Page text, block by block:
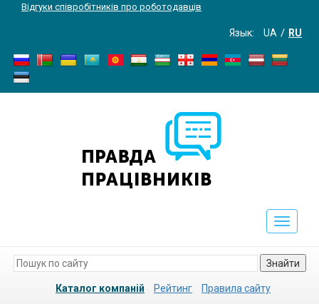
Відгуки співробітників про роботодавців
Язык: UA RU
Toggle
Знайти
Каталог компаній Рейтинг Правила сайту